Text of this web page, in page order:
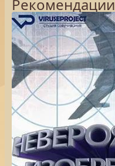
Рекомендации